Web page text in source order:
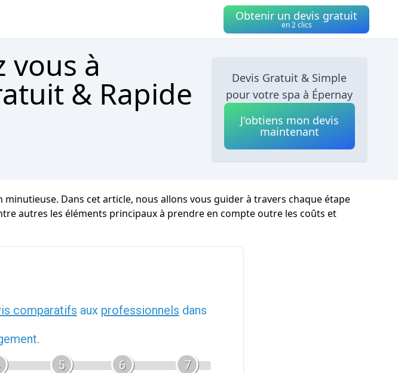
Obtenir un devis gratuit
en 2 clics
vous à
& Rapide
Devis Gratuit & Simple
pour votre spa à Épernay
J'obtiens mon devis
maintenant
Dans cet article, nous allons vous guider à travers chaque étape
autres les éléments principaux à prendre en compte outre les coûts et
comparatifs aux professionnels dans
5 6 7